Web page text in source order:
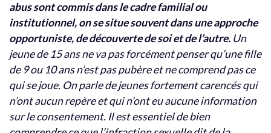
abus sont commis dans le cadre familial ou
institutionnel, on se situe souvent dans une approche
opportuniste, de découverte de soi et de l’autre. Un
jeune de 15 ans ne va pas forcément penser qu’une fille
de 9 ou 10 ans n’est pas pubère et ne comprend pas ce
qui se joue. On parle de jeunes fortement carencés qui
n’ont aucun repère et qui n’ont eu aucune information
sur le consentement. Il est essentiel de bien